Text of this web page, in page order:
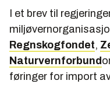
I et brev til
Regnskogfondet,
Naturvernforbund
føringer for import